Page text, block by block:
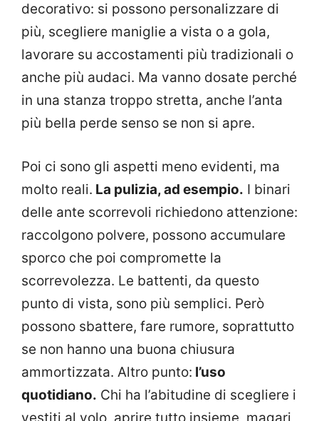
decorativo: si possono personalizzare di
più, scegliere maniglie a vista o a gola,
lavorare su accostamenti più tradizionali o
anche più audaci. Ma vanno dosate perché
in una stanza troppo stretta, anche l’anta
più bella perde senso se non si apre.
Poi ci sono gli aspetti meno evidenti, ma
molto reali. La pulizia, ad esempio. I binari
delle ante scorrevoli richiedono attenzione:
raccolgono polvere, possono accumulare
sporco che poi compromette la
scorrevolezza. Le battenti, da questo
punto di vista, sono più semplici. Però
possono sbattere, fare rumore, soprattutto
se non hanno una buona chiusura
ammortizzata. Altro punto: l’uso
quotidiano. Chi ha l’abitudine di scegliere i
vestiti al volo, aprire tutto insieme, magari